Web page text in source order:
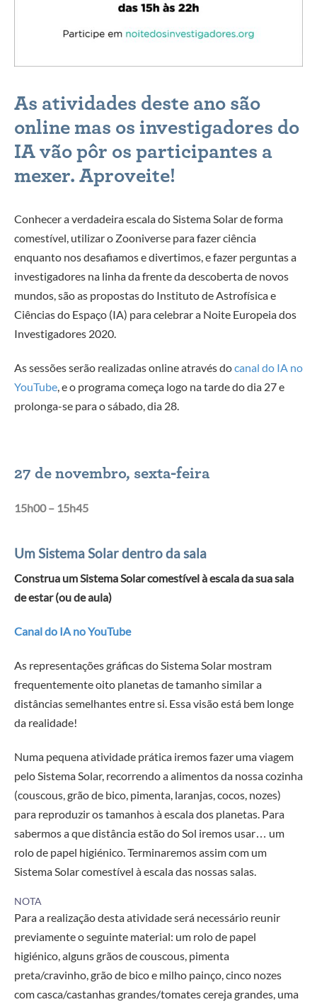
As atividades deste ano são
online mas os investigadores do
IA vão pôr os participantes a
mexer. Aproveite!
Conhecer a verdadeira escala do Sistema Solar de forma
comestível, utilizar o Zooniverse para fazer ciência
enquanto nos desafiamos e divertimos, e fazer perguntas a
investigadores na linha da frente da descoberta de novos
mundos, são as propostas do Instituto de Astrofísica e
Ciências do Espaço (IA) para celebrar a Noite Europeia dos
Investigadores 2020.
As sessões serão realizadas online através docanal do IA no
YouTube , e o programa começa logo na tarde do dia 27 e
prolonga-se para o sábado, dia 28.
27 de novembro, sexta-feira
15h00 – 15h45
Um Sistema Solar dentro da sala
Construa um Sistema Solar comestível à escala da sua sala
de estar (ou de aula)
Canal do IA no YouTube
As representações gráficas do Sistema Solar mostram
frequentemente oito planetas de tamanho similar a
distâncias semelhantes entre si. Essa visão está bem longe
da realidade!
Numa pequena atividade prática iremos fazer uma viagem
pelo Sistema Solar, recorrendo a alimentos da nossa cozinha
(couscous, grão de bico, pimenta, laranjas, cocos, nozes)
para reproduzir os tamanhos à escala dos planetas. Para
sabermos a que distância estão do Sol iremos usar… um
rolo de papel higiénico. Terminaremos assim com um
Sistema Solar comestível à escala das nossas salas.
NOTA
Para a realização desta atividade será necessário reunir
previamente o seguinte material: um rolo de papel
higiénico, alguns grãos de couscous, pimenta
preta/cravinho, grão de bico e milho painço, cinco nozes
com casca/castanhas grandes/tomates cereja grandes, uma